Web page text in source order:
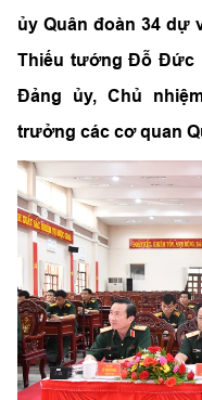
ủy Quân đoàn 34 dự
Thiếu tướng Đỗ Đức
Đảng ủy, Chủ
trưởng các cơ quan